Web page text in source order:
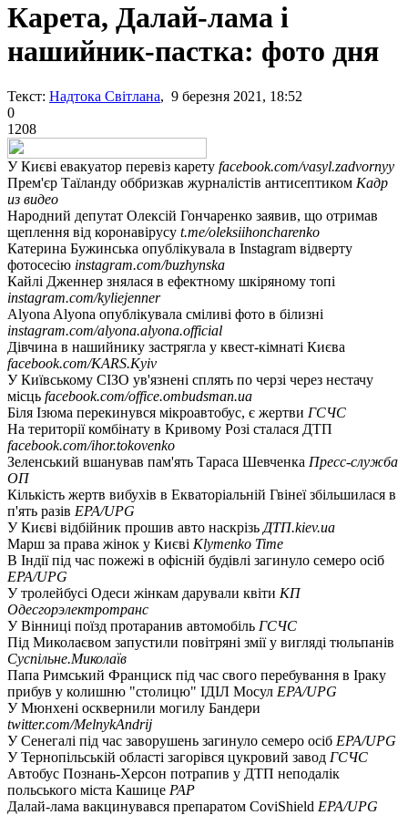
Карета, Далай-лама і
нашийник-пастка: фото дня
Текст: Надтока Світлана, 9 березня 2021, 18:52
0
1208
У Києві евакуатор перевіз карету facebook.com/vasyl.zadvornyy
Прем'єр Таїланду оббризкав журналістів антисептиком Кадр
из видео
Народний депутат Олексій Гончаренко заявив, що отримав
щеплення від коронавірусу t.me/oleksiihoncharenko
Катерина Бужинська опублікувала в Instagram відверту
фотосесію instagram.com/buzhynska
Кайлі Дженнер знялася в ефектному шкіряному топі
instagram.com/kyliejenner
Alyona Alyona опублікувала сміливі фото в білизні
instagram.com/alyona.alyona.official
Дівчина в нашийнику застрягла у квест-кімнаті Києва
facebook.com/KARS.Kyiv
У Київському СІЗО ув'язнені сплять по черзі через нестачу
місць facebook.com/office.ombudsman.ua
Біля Ізюма перекинувся мікроавтобус, є жертви ГСЧС
На території комбінату в Кривому Розі сталася ДТП
facebook.com/ihor.tokovenko
Зеленський вшанував пам'ять Тараса Шевченка Пресс-служба
ОП
Кількість жертв вибухів в Екваторіальній Гвінеї збільшилася в
п'ять разів EPA/UPG
У Києві відбійник прошив авто наскрізь ДТП.kiev.ua
Марш за права жінок у Києві Klymenko Time
В Індії під час пожежі в офісній будівлі загинуло семеро осіб
EPA/UPG
У тролейбусі Одеси жінкам дарували квіти КП
Одесгорэлектротранс
У Вінниці поїзд протаранив автомобіль ГСЧС
Під Миколаєвом запустили повітряні змії у вигляді тюльпанів
Суспільне.Миколаїв
Папа Римський Франциск під час свого перебування в Іраку
прибув у колишню "столицю" ІДІЛ Мосул EPA/UPG
У Мюнхені осквернили могилу Бандери
twitter.com/MelnykAndrij
У Сенегалі під час заворушень загинуло семеро осіб EPA/UPG
У Тернопільській області загорівся цукровий завод ГСЧС
Автобус Познань-Херсон потрапив у ДТП неподалік
польського міста Кашице PAP
Далай-лама вакцинувався препаратом CoviShield EPA/UPG